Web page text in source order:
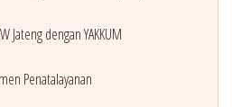
Jateng dengan YAKKUM
Penatalayanan